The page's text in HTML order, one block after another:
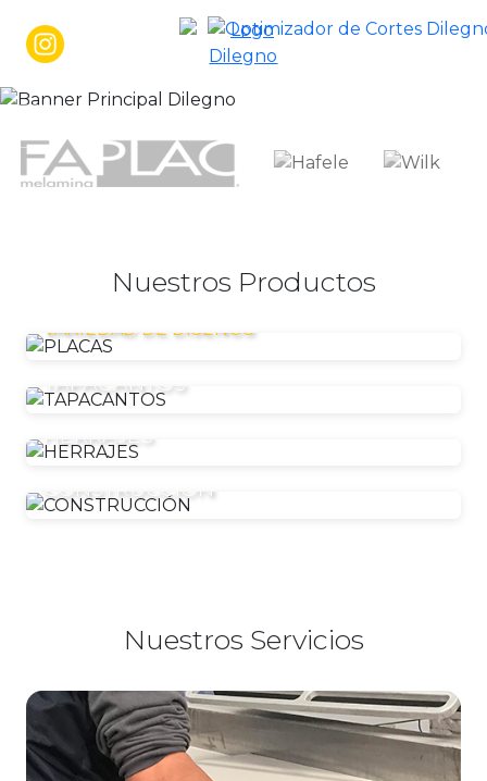
placas y cortes
Nuestros Productos
PLACAS
VARIEDAD DE DISEÑOS
TAPACANTOS
HERRAJES
CONSTRUCCIÓN
Nuestros Servicios